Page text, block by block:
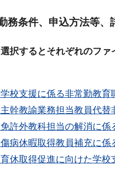
務条件、申込方法等、
択するとそれぞれのファ
校支援に係る非常勤教育
幹教諭業務担当教員代替
許外教科担当の解消に係
病休暇取得教員補充に係
休取得促進に向けた学校